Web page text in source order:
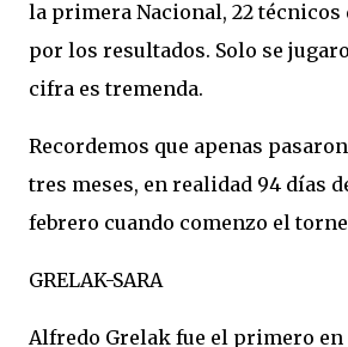
la primera Nacional, 22 técnicos
por los resultados. Solo se
cifra es tremenda.
Recordemos que apenas
tres meses, en realidad 94 días
febrero cuando comenzo el
GRELAK-SARA
Alfredo Grelak fue el primero en